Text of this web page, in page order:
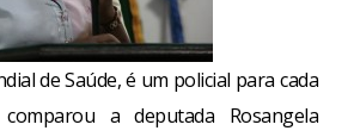
de Saúde, é um policial para cada
comparou a deputada Rosangela